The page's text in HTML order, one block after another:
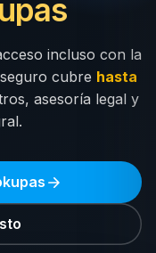
incluso con la
cubre hasta
asesoría legal y